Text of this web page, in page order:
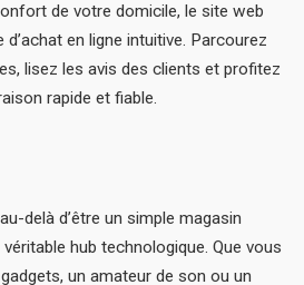
de votre domicile, le site web
en ligne intuitive. Parcourez
lisez les avis des clients et profitez
rapide et fiable.
delà d’être un simple magasin
véritable hub technologique. Que vous
un amateur de son ou un